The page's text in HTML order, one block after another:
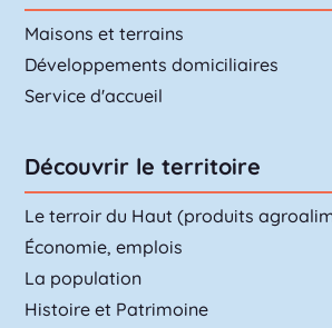
Maisons et terrains
Développements domiciliaires
Service d'accueil
Découvrir le territoire
Le terroir du Haut (produits
Économie, emplois
La population
Histoire et Patrimoine